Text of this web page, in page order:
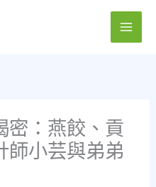
密：燕餃、貢
師小芸與弟弟